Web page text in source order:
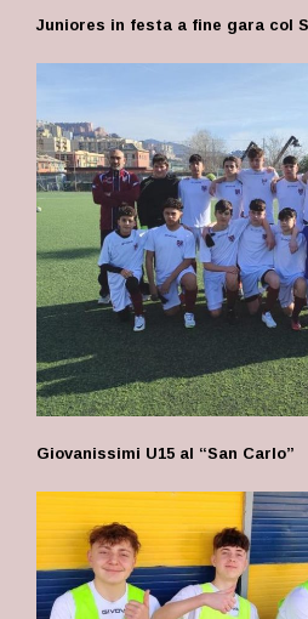
Juniores in festa a fine gara col
Giovanissimi U15 al “San Carlo”